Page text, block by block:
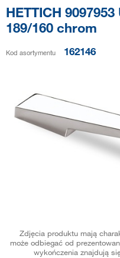
HETTICH
189/160 chrom
Kod asortymentu 162146
Zdjęcia produktu mają
może odbiegać od
wykończenia znajdują